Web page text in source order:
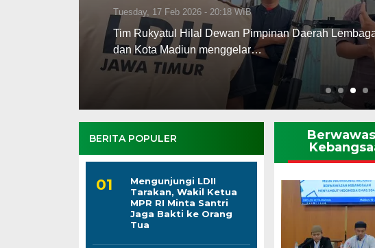
Tuesday, 17 Feb 2026 - 20:18 WIB
Tim Rukyatul Hilal Dewan Pimpinan Daerah
dan Kota Madiun menggelar…
BERITA POPULER
Mengunjungi LDII
Tarakan, Wakil Ketua
MPR RI Minta Santri
Jaga Bakti ke Orang
Tua